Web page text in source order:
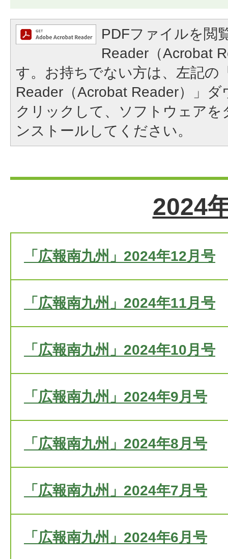
PDFファイルを閲
Reader（Acrobat
す。お持ちでない方は、左記の
Reader（Acrobat Reader）」
クリックして、ソフトウェア
ンストールしてください。
2024
「広報南九州」2024年12月号
「広報南九州」2024年11月号
「広報南九州」2024年10月号
「広報南九州」2024年9月号
「広報南九州」2024年8月号
「広報南九州」2024年7月号
「広報南九州」2024年6月号